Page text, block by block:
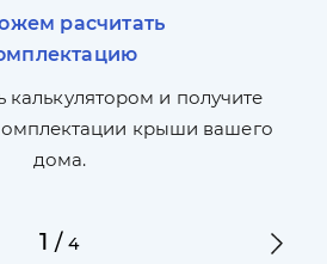
расчитать
калькулятором и получите
крыши вашего
дома.
1 /4